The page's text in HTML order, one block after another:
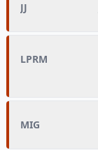
JJ
LPRM
MIG